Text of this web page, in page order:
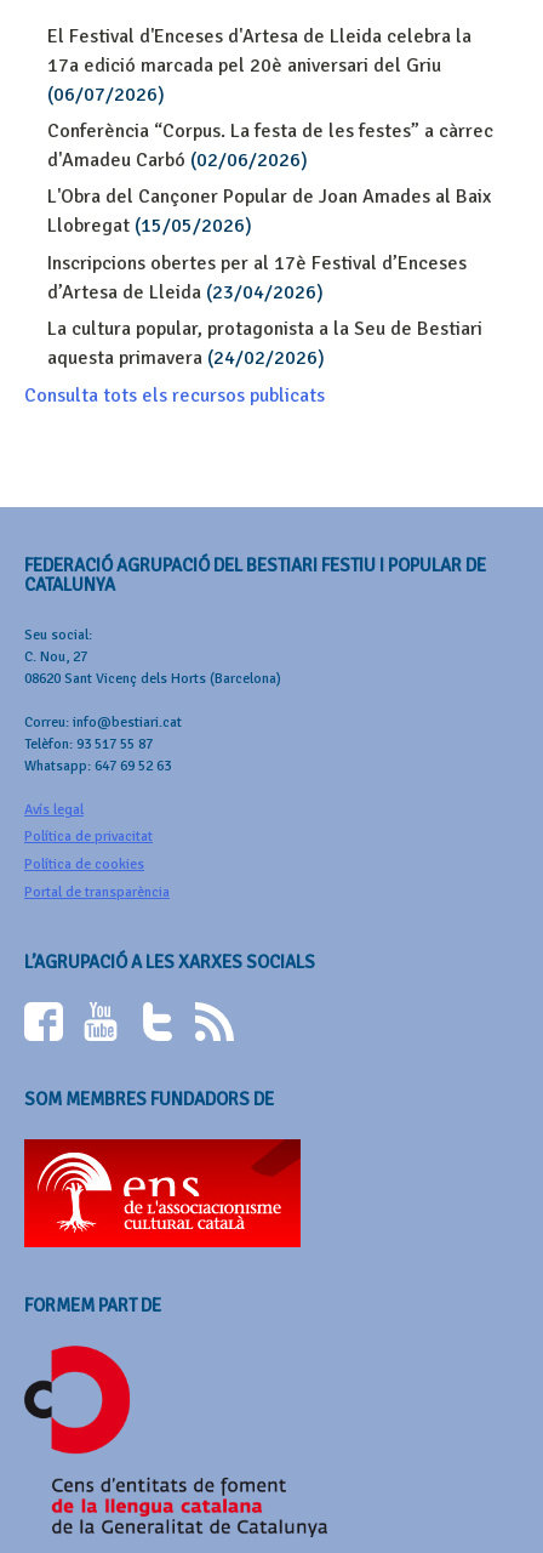
El Festival d'Enceses d'Artesa de Lleida celebra la
17a edició marcada pel 20è aniversari del Griu
(06/07/2026)
Conferència “Corpus. La festa de les festes” a càrrec
d'Amadeu Carbó (02/06/2026)
L'Obra del Cançoner Popular de Joan Amades al Baix
Llobregat (15/05/2026)
Inscripcions obertes per al 17è Festival d’Enceses
d’Artesa de Lleida (23/04/2026)
La cultura popular, protagonista a la Seu de Bestiari
aquesta primavera (24/02/2026)
Consulta tots els recursos publicats
FEDERACIÓ AGRUPACIÓ DEL BESTIARI FESTIU I POPULAR DE
CATALUNYA
Seu social:
C. Nou, 27
08620 Sant Vicenç dels Horts (Barcelona)
Correu: info@bestiari.cat
Telèfon: 93 517 55 87
Whatsapp: 647 69 52 63
Avís legal
Política de privacitat
Política de cookies
Portal de transparència
L’AGRUPACIÓ A LES XARXES SOCIALS
SOM MEMBRES FUNDADORS DE
FORMEM PART DE